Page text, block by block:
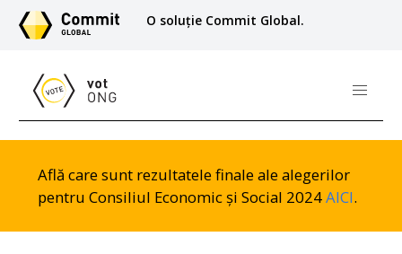
O soluție Commit Global.
Află care sunt rezultatele finale ale alegerilor
pentru Consiliul Economic și Social 2024AICI.